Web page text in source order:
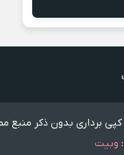
برداری بدون ذکر منبع
: وبیت